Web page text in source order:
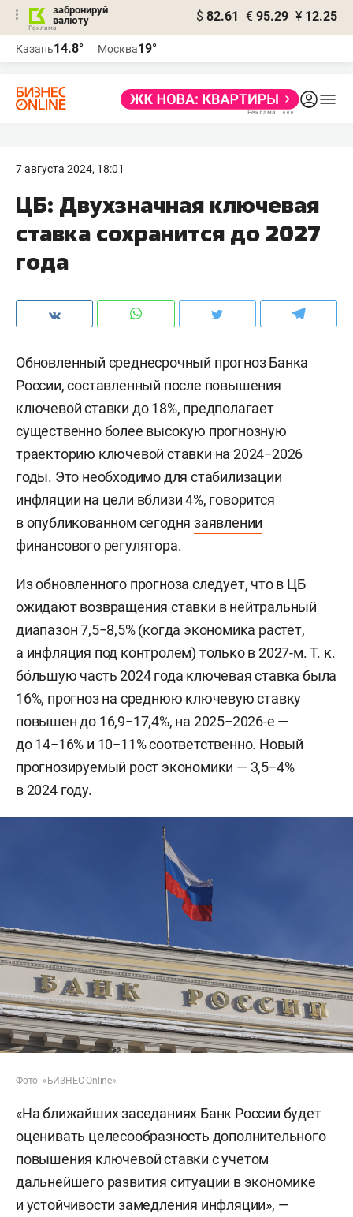
забронируй
валюту
$ 82.61 € 95.29 ¥ 12.25
Казань14.8° Москва19°
7 августа 2024, 18:01
ЦБ: Двухзначная ключевая
ставка сохранится до 2027
года
Обновленный среднесрочный прогноз Банка
России, составленный после повышения
ключевой ставки до 18%, предполагает
существенно более высокую прогнозную
траекторию ключевой ставки на 2024−2026
годы. Это необходимо для стабилизации
инфляции на цели вблизи 4%, говорится
в опубликованном сегоднязаявлении
финансового регулятора.
Из обновленного прогноза следует, что в ЦБ
ожидают возвращения ставки в нейтральный
диапазон 7,5−8,5% (когда экономика растет,
а инфляция под контролем) только в 2027-м. Т. к.
бо́льшую часть 2024 года ключевая ставка была
16%, прогноз на среднюю ключевую ставку
повышен до 16,9−17,4%, на 2025−2026-е —
до 14−16% и 10−11% соответственно. Новый
прогнозируемый рост экономики — 3,5−4%
в 2024 году.
Фото: «БИЗНЕС Online»
«На ближайших заседаниях Банк России будет
оценивать целесообразность дополнительного
повышения ключевой ставки с учетом
дальнейшего развития ситуации в экономике
и устойчивости замедления инфляции», —